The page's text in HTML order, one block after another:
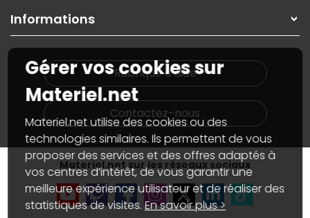
SAV, demander un retour
Informations
On rachète votre carte graphique
PC sur mesure : Votre RDV personnalisé
Notre démarche écologique
Materiel.net recrute
Notre programme d'affiliation
Partenariat & Sponsoring
Informations
Plan du site
Nos marques
Conditions générales de vente
Marketplace
Informations légales
Données personnelles etcookies
Gérer vos cookies
Accessibilité : non conforme
Rubrique d'aide
Contactez-nous
Materiel.net sur les réseaux sociaux
Gérer vos cookies sur
Materiel.net
Materiel.net utilise des cookies ou des
technologies similaires. Ils permettent de vous
proposer des services et des offres adaptés à
vos centres d’intérêt, de vous garantir une
meilleure expérience utilisateur et de réaliser des
statistiques de visites.En savoir plus >